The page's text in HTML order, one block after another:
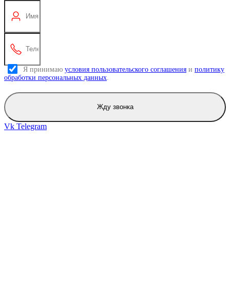
Я принимаю условия пользовательского соглашения и политику
обработки персональных данных
Жду звонка
Vk Telegram